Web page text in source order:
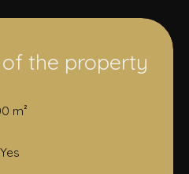
of the property
m²
Yes